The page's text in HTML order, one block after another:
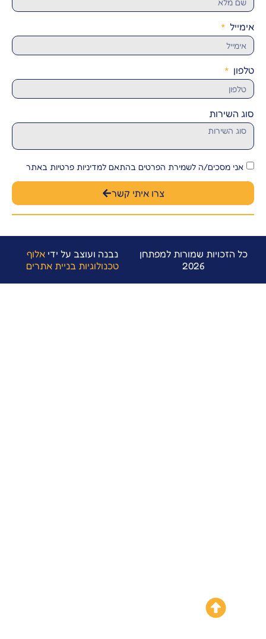
מסכים/ה לשמירת הפרטים בהתאם למדיניות פרטיות באתר
צרו איתי קשר
הזכויות שמורות למפתחן
נבנה ועוצב על ידי אלוף
טכנולוגיות בניית אתרים